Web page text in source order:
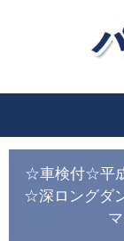
☆車検付☆平
☆深ロングダ